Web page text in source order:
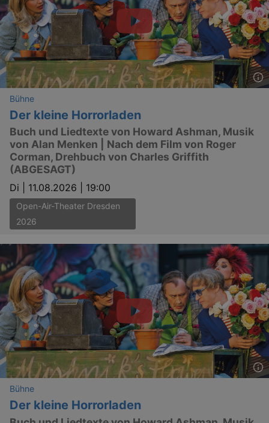
Bühne
Der kleine Horrorladen
Buch und Liedtexte von Howard Ashman, Musik
von Alan Menken | Nach dem Film von Roger
Corman, Drehbuch von Charles Griffith
(ABGESAGT)
Di | 11.08.2026 | 19:00
Open-Air-Theater Dresden
2026
Bühne
Der kleine Horrorladen